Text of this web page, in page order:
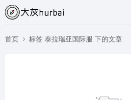
首页 标签 泰拉瑞亚国际服 下的文章